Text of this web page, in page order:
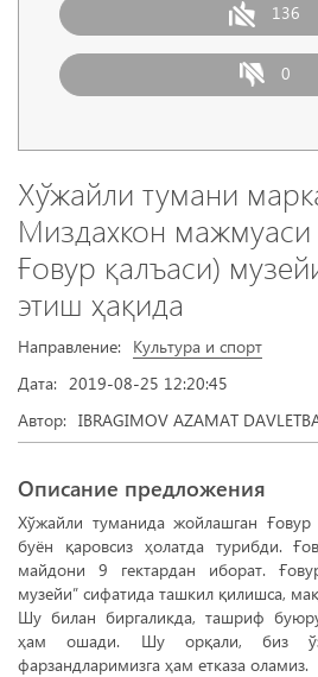
136
0
Хўжайли тумани
Миздахкон
Ғовур қалъаси)
этиш ҳақида
Направление: Культура и спорт
Дата: 2019-08-25 12:20:45
Автор: IBRAGIMOV AZAMAT
Описание предложения
Хўжайли туманида жойлашган Ғовур
буён қаровсиз ҳолатда турибди.
майдони 9 гектардан иборат.
музейи” сифатида ташкил қилишса,
Шу билан биргаликда, ташриф
ҳам ошади. Шу орқали, биз
фарзандларимизга ҳам етказа оламиз.